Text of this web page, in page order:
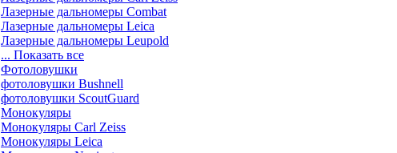
Лазерные дальномеры Combat
Лазерные дальномеры Leica
Лазерные дальномеры Leupold
... Показать все
Фотоловушки
фотоловушки Bushnell
фотоловушки ScoutGuard
Монокуляры
Монокуляры Carl Zeiss
Монокуляры Leica